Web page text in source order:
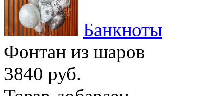
Банкноты
Фонтан из шаров
3840 руб.